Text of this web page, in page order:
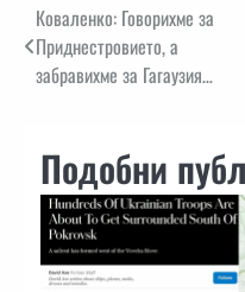
Навигация
Коваленко: Говорихме за
Приднестровието, а
забравихме за Гагаузия…
Подобни